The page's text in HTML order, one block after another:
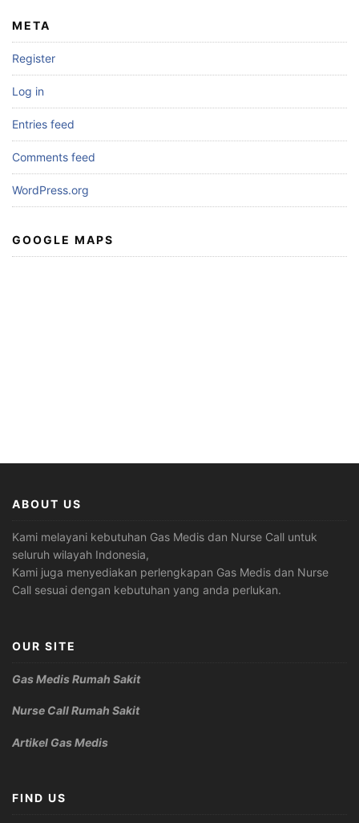
META
Register
Log in
Entries feed
Comments feed
WordPress.org
GOOGLE MAPS
ABOUT US
Kami melayani kebutuhan Gas Medis dan Nurse Call untuk
seluruh wilayah Indonesia,
Kami juga menyediakan perlengkapan Gas Medis dan Nurse
Call sesuai dengan kebutuhan yang anda perlukan.
OUR SITE
Gas Medis Rumah Sakit
Nurse Call Rumah Sakit
Artikel Gas Medis
FIND US